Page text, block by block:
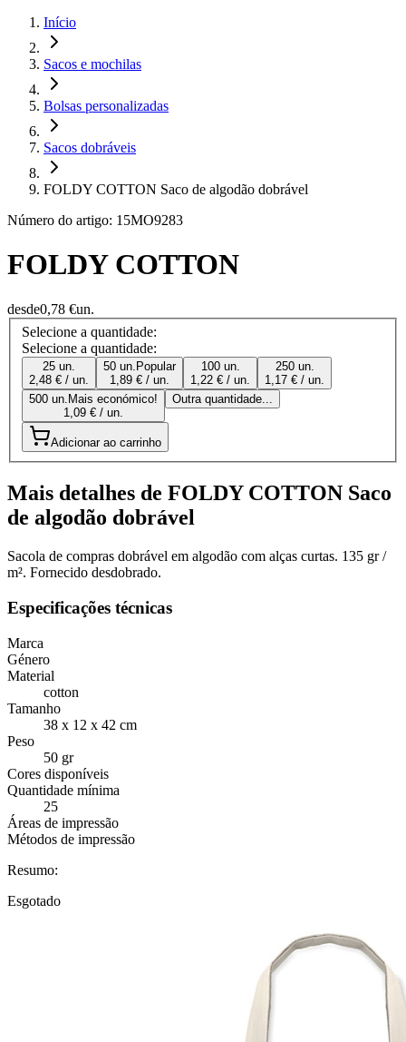
Início
Sacos e mochilas
Bolsas personalizadas
Sacos dobráveis
FOLDY COTTON Saco de algodão dobrável
Número do artigo: 15MO9283
FOLDY COTTON
desde0,78 €un.
Selecione a quantidade:
Selecione a quantidade:
25 un.
2,48 € / un.
50 un. Popular
1,89 € / un.
100 un.
1,22 € / un.
250 un.
1,17 € / un.
500 un. Mais económico!
1,09 € / un.
Outra quantidade...
Adicionar ao carrinho
Mais detalhes de FOLDY COTTON Saco
de algodão dobrável
Sacola de compras dobrável em algodão com alças curtas. 135 gr /
m². Fornecido desdobrado.
Especificações técnicas
Marca
Género
Material
cotton
Tamanho
38 x 12 x 42 cm
Peso
50 gr
Cores disponíveis
Quantidade mínima
25
Áreas de impressão
Métodos de impressão
Resumo:
Esgotado